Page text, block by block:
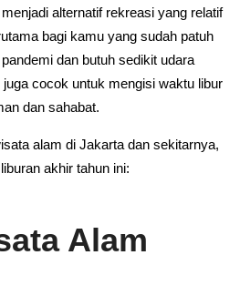
alternatif rekreasi yang relatif
bagi kamu yang sudah patuh
dan butuh sedikit udara
cocok untuk mengisi waktu libur
dan sahabat.
alam di Jakarta dan sekitarnya,
akhir tahun ini:
Alam